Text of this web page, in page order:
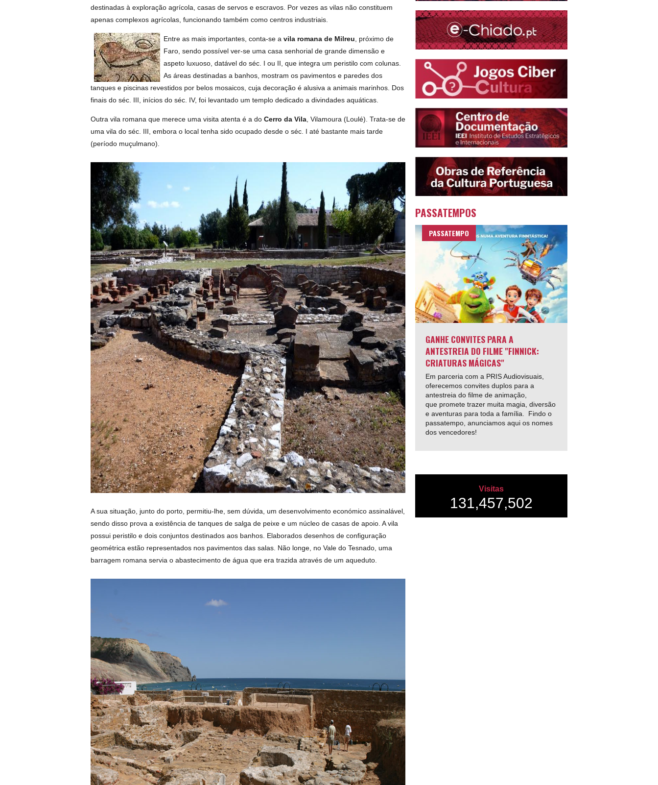
destinadas à exploração agrícola, casas de servos e escravos. Por vezes as vilas não constituem
apenas complexos agrícolas, funcionando também como centros industriais.
Entre as mais importantes, conta-se a vila romana de Milreu, próximo de
Faro, sendo possível ver-se uma casa senhorial de grande dimensão e
aspeto luxuoso, datável do séc. I ou II, que integra um peristilo com colunas.
As áreas destinadas a banhos, mostram os pavimentos e paredes dos
tanques e piscinas revestidos por belos mosaicos, cuja decoração é alusiva a animais marinhos. Dos
finais do séc. III, inícios do séc. IV, foi levantado um templo dedicado a divindades aquáticas.
Outra vila romana que merece uma visita atenta é a do Cerro da Vila, Vilamoura (Loulé). Trata-se de
uma vila do séc. III, embora o local tenha sido ocupado desde o séc. I até bastante mais tarde
(período muçulmano).
A sua situação, junto do porto, permitiu-lhe, sem dúvida, um desenvolvimento económico assinalável,
sendo disso prova a existência de tanques de salga de peixe e um núcleo de casas de apoio. A vila
possui peristilo e dois conjuntos destinados aos banhos. Elaborados desenhos de configuração
geométrica estão representados nos pavimentos das salas. Não longe, no Vale do Tesnado, uma
barragem romana servia o abastecimento de água que era trazida através de um aqueduto.
PASSATEMPOS
PASSATEMPO
GANHE CONVITES PARA A
ANTESTREIA DO FILME "FINNICK:
CRIATURAS MÁGICAS"
Em parceria com a PRIS Audiovisuais,
oferecemos convites duplos para a
antestreia do filme de animação,
que promete trazer muita magia, diversão
e aventuras para toda a família. Findo o
passatempo, anunciamos aqui os nomes
dos vencedores!
Visitas
131,457,502